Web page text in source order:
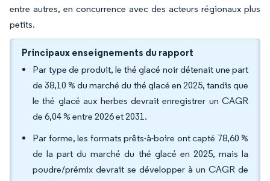
entre autres, en concurrence avec des acteurs régionaux plus
petits.
Principaux enseignements du rapport
Par type de produit, le thé glacé noir détenait une part
de 38,10 % du marché du thé glacé en 2025, tandis que
le thé glacé aux herbes devrait enregistrer un CAGR
de 6,04 % entre 2026 et 2031.
Par forme, les formats prêts-à-boire ont capté 78,60 %
de la part du marché du thé glacé en 2025, mais la
poudre/prémix devrait se développer à un CAGR de